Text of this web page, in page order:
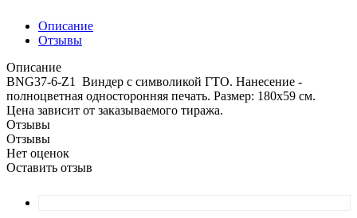
Описание
Отзывы
Описание
BNG37-6-Z1 Виндер с символикой ГТО. Нанесение -
полноцветная односторонняя печать. Размер: 180х59 см.
Цена зависит от заказываемого тиража.
Отзывы
Отзывы
Нет оценок
Оставить отзыв